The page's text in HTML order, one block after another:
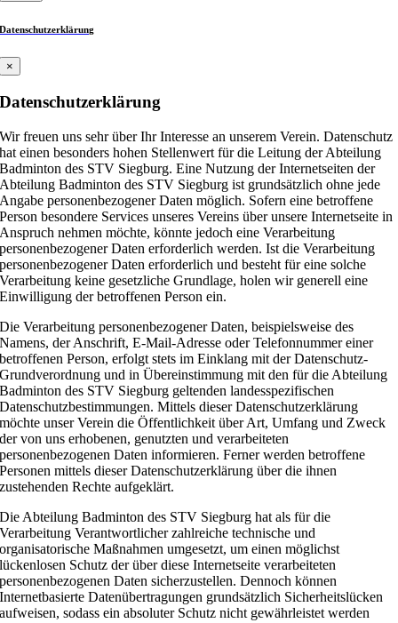
Datenschutzerklärung
×
Datenschutzerklärung
Wir freuen uns sehr über Ihr Interesse an unserem Verein. Datenschutz
hat einen besonders hohen Stellenwert für die Leitung der Abteilung
Badminton des STV Siegburg. Eine Nutzung der Internetseiten der
Abteilung Badminton des STV Siegburg ist grundsätzlich ohne jede
Angabe personenbezogener Daten möglich. Sofern eine betroffene
Person besondere Services unseres Vereins über unsere Internetseite in
Anspruch nehmen möchte, könnte jedoch eine Verarbeitung
personenbezogener Daten erforderlich werden. Ist die Verarbeitung
personenbezogener Daten erforderlich und besteht für eine solche
Verarbeitung keine gesetzliche Grundlage, holen wir generell eine
Einwilligung der betroffenen Person ein.
Die Verarbeitung personenbezogener Daten, beispielsweise des
Namens, der Anschrift, E-Mail-Adresse oder Telefonnummer einer
betroffenen Person, erfolgt stets im Einklang mit der Datenschutz-
Grundverordnung und in Übereinstimmung mit den für die Abteilung
Badminton des STV Siegburg geltenden landesspezifischen
Datenschutzbestimmungen. Mittels dieser Datenschutzerklärung
möchte unser Verein die Öffentlichkeit über Art, Umfang und Zweck
der von uns erhobenen, genutzten und verarbeiteten
personenbezogenen Daten informieren. Ferner werden betroffene
Personen mittels dieser Datenschutzerklärung über die ihnen
zustehenden Rechte aufgeklärt.
Die Abteilung Badminton des STV Siegburg hat als für die
Verarbeitung Verantwortlicher zahlreiche technische und
organisatorische Maßnahmen umgesetzt, um einen möglichst
lückenlosen Schutz der über diese Internetseite verarbeiteten
personenbezogenen Daten sicherzustellen. Dennoch können
Internetbasierte Datenübertragungen grundsätzlich Sicherheitslücken
aufweisen, sodass ein absoluter Schutz nicht gewährleistet werden